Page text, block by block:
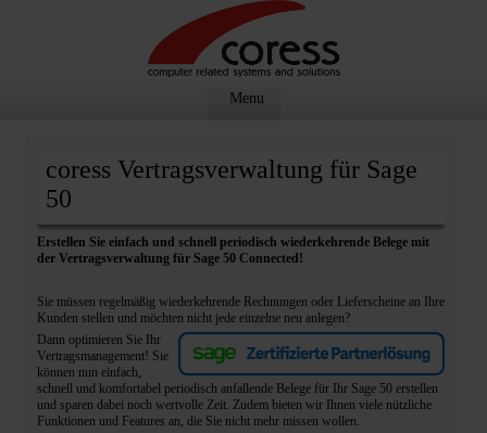
Menu
coress Vertragsverwaltung für Sage
50
Erstellen Sie einfach und schnell periodisch wiederkehrende Belege mit
der Vertragsverwaltung für Sage 50 Connected!
Sie müssen regelmäßig wiederkehrende Rechnungen oder Lieferscheine an Ihre
Kunden stellen und möchten nicht jede einzelne neu anlegen?
Dann optimieren Sie Ihr
Vertragsmanagement! Sie
können nun einfach,
schnell und komfortabel periodisch anfallende Belege für Ihr Sage 50 erstellen
und sparen dabei noch wertvolle Zeit. Zudem bieten wir Ihnen viele nützliche
Funktionen und Features an, die Sie nicht mehr missen wollen.